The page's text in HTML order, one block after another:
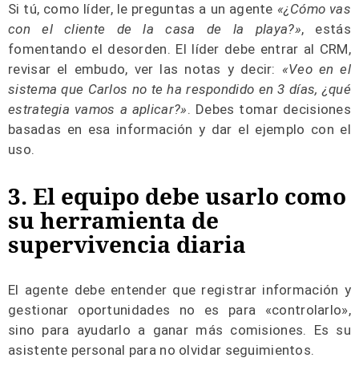
Si tú, como líder, le preguntas a un agente «¿Cómo vas
con el cliente de la casa de la playa?», estás
fomentando el desorden. El líder debe entrar al CRM,
revisar el embudo, ver las notas y decir: «Veo en el
sistema que Carlos no te ha respondido en 3 días, ¿qué
estrategia vamos a aplicar?». Debes tomar decisiones
basadas en esa información y dar el ejemplo con el
uso.
3. El equipo debe usarlo como
su herramienta de
supervivencia diaria
El agente debe entender que registrar información y
gestionar oportunidades no es para «controlarlo»,
sino para ayudarlo a ganar más comisiones. Es su
asistente personal para no olvidar seguimientos.